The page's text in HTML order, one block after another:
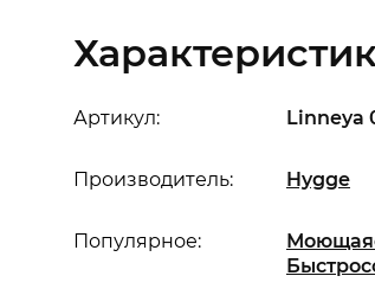
Артикул: Linneya
Производитель: Hygge
Популярное: